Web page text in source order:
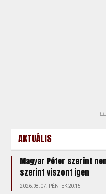
AKTUÁLIS
Magyar Péter szerint
szerint viszont igen
2026.08.07. PÉNTEK 20:15